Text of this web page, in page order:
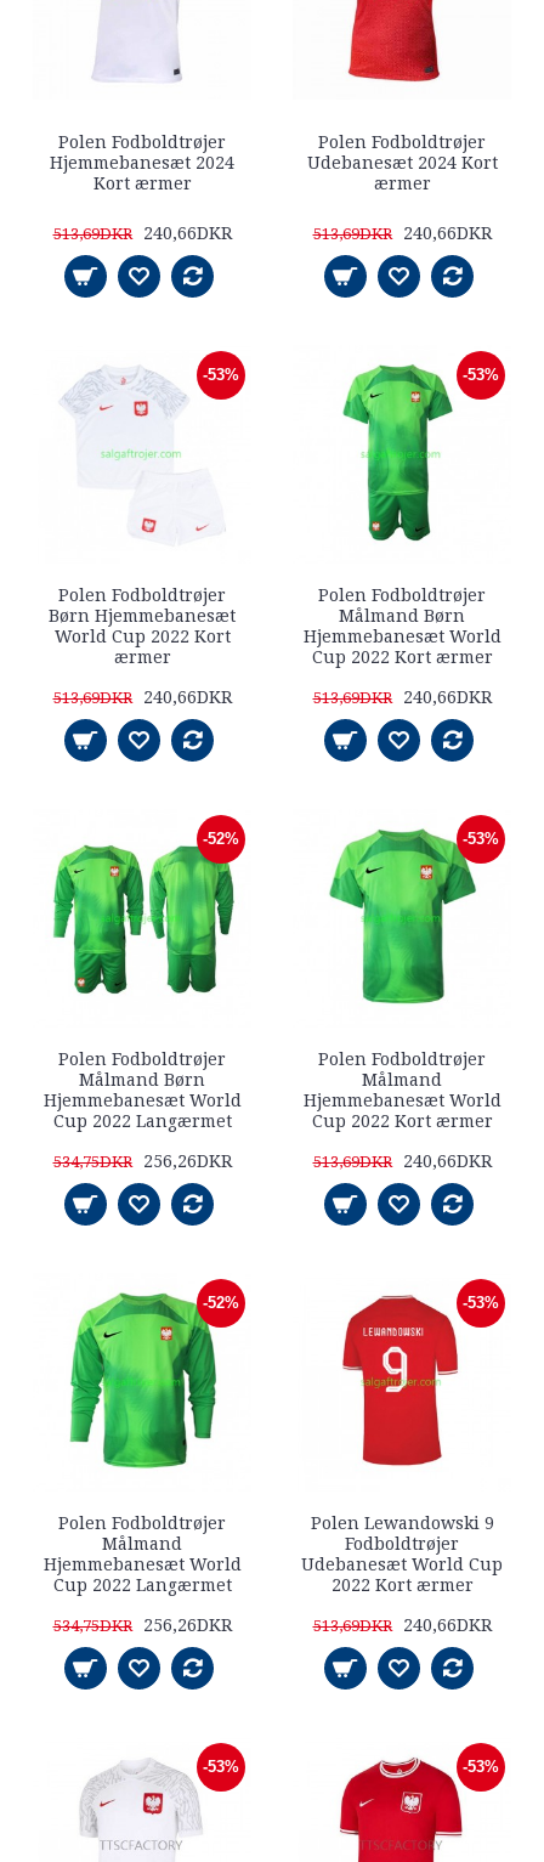
Polen Fodboldtrøjer
Hjemmebanesæt 2024
Kort ærmer
513,69DKR 240,66DKR
Polen Fodboldtrøjer
Udebanesæt 2024 Kort
ærmer
513,69DKR 240,66DKR
-53%
Polen Fodboldtrøjer
Børn Hjemmebanesæt
World Cup 2022 Kort
ærmer
513,69DKR 240,66DKR
-53%
Polen Fodboldtrøjer
Målmand Børn
Hjemmebanesæt World
Cup 2022 Kort ærmer
513,69DKR 240,66DKR
-52%
Polen Fodboldtrøjer
Målmand Børn
Hjemmebanesæt World
Cup 2022 Langærmet
534,75DKR 256,26DKR
-53%
Polen Fodboldtrøjer
Målmand
Hjemmebanesæt World
Cup 2022 Kort ærmer
513,69DKR 240,66DKR
-52%
Polen Fodboldtrøjer
Målmand
Hjemmebanesæt World
Cup 2022 Langærmet
534,75DKR 256,26DKR
-53%
Polen Lewandowski 9
Fodboldtrøjer
Udebanesæt World Cup
2022 Kort ærmer
513,69DKR 240,66DKR
-53% -53%